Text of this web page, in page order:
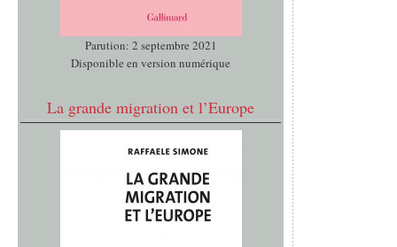
Parution: 2 septembre 2021
Disponible en version numérique
La grande migration et l’Europe